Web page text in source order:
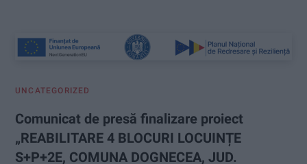
UNCATEGORIZED
Comunicat de presă finalizare proiect
„REABILITARE 4 BLOCURI LOCUINȚE
S+P+2E, COMUNA DOGNECEA, JUD.